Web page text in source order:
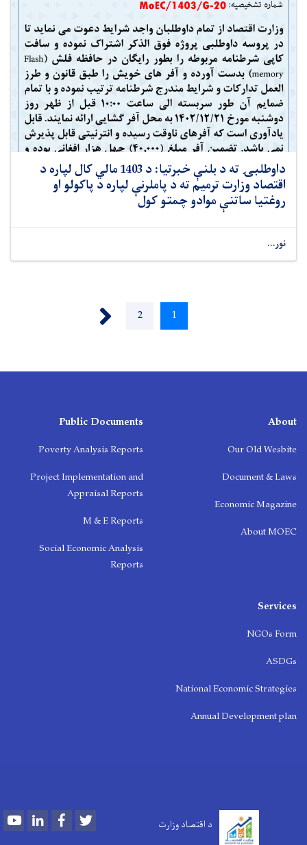
داوطلبۍ ته د بلنې خبرتیا: د 1403 مالي کال لپاره د
اقتصاد وزارت ترمیم ته د پاملرنې لپاره د پاکولو او
روغتیا ساتنې موادو چمتو کول
نور...
اوسنی
1
Page
2
About
Our Old Wesbite
Document & Laws
Economic Magazine
About MOEC
Public Documents
Poverty Analysis Reports
Project Implementation and
Appraisal Reports
M & E Reports
Social Economic Analysis
Reports
Services
NGOs Form
ASDGs
National Economic Strategies
Annual Development plan
د اقتصاد وزارت YoutubeLinkedInFacebook